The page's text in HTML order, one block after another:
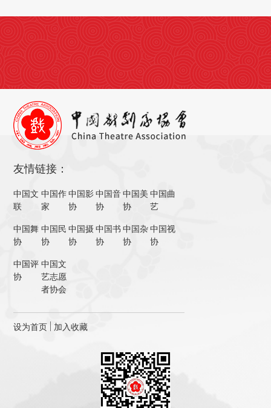
友情链接：
中国文
联
中国作
家
中国影
协
中国音
协
中国美
协
中国曲
艺
中国舞
协
中国民
协
中国摄
协
中国书
协
中国杂
协
中国视
协
中国评
协
中国文
艺志愿
者协会
设为首页 加入收藏